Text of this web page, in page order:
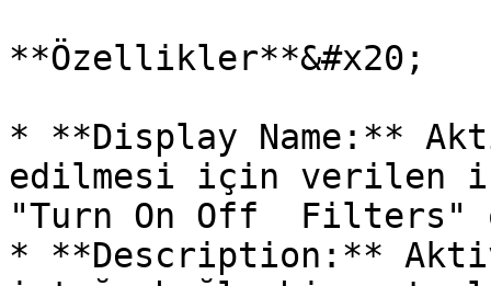
**Özellikler**&#x20;
* **Display Name:**
edilmesi için verilen
"Turn On Off  Filters"
* **Description:**